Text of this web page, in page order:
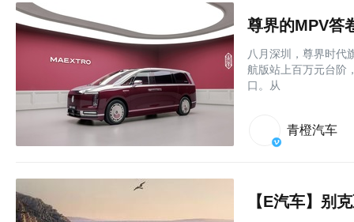
尊界的MPV答
八月深圳，尊界时代
航版站上百万元台阶
口。从
青橙汽车
【E汽车】别